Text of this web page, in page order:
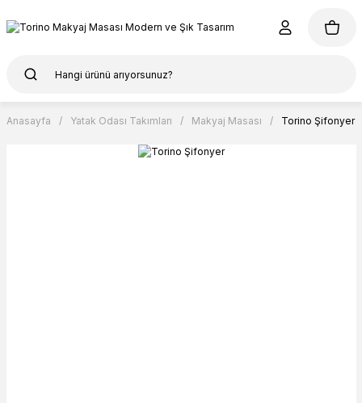
Anasayfa Yatak Odası Takımları Makyaj Masası Torino Şifonyer